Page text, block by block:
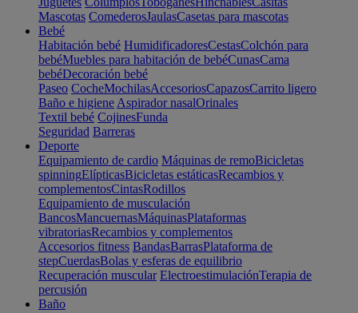
Mascotas ComederosJaulasCasetas para mascotas
Bebé
Habitación bebé HumidificadoresCestasColchón para
bebéMuebles para habitación de bebéCunasCama
bebéDecoración bebé
Paseo CocheMochilasAccesoriosCapazosCarrito ligero
Baño e higiene Aspirador nasalOrinales
Textil bebé CojinesFunda
Seguridad Barreras
Deporte
Equipamiento de cardio Máquinas de remoBicicletas
spinningElípticasBicicletas estáticasRecambios y
complementosCintasRodillos
Equipamiento de musculación
BancosMancuernasMáquinasPlataformas
vibratoriasRecambios y complementos
Accesorios fitness BandasBarrasPlataforma de
stepCuerdasBolas y esferas de equilibrio
Recuperación muscular ElectroestimulaciónTerapia de
percusión
Baño